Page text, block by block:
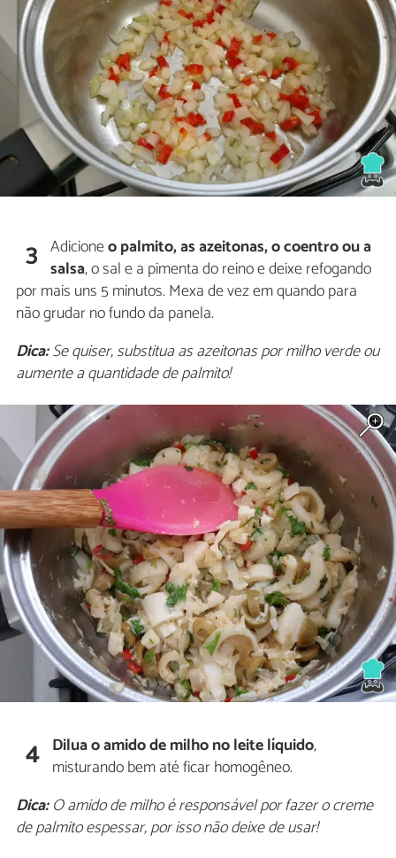
3 Adicioneo palmito, as azeitonas, o coentro ou a
salsa, o sal e a pimenta do reino e deixe refogando
por mais uns 5 minutos. Mexa de vez em quando para
não grudar no fundo da panela.
Dica:Se quiser, substitua as azeitonas por milho verde ou
aumente a quantidade de palmito!
4 Dilua o amido de milho no leite líquido,
misturando bem até ficar homogêneo.
Dica:O amido de milho é responsável por fazer o creme
de palmito espessar, por isso não deixe de usar!